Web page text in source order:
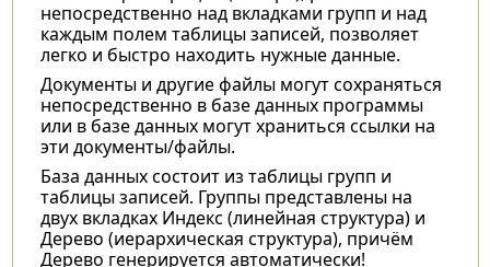
непосредственно над вкладками групп и над
каждым полем таблицы записей, позволяет
легко и быстро находить нужные данные.
Документы и другие файлы могут сохраняться
непосредственно в базе данных программы
или в базе данных могут храниться ссылки на
эти документы/файлы.
База данных состоит из таблицы групп и
таблицы записей. Группы представлены на
двух вкладках Индекс (линейная структура) и
Дерево (иерархическая структура), причём
Дерево генерируется автоматически!